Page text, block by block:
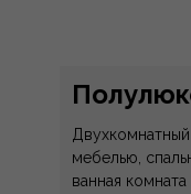
мебелью,
ванная